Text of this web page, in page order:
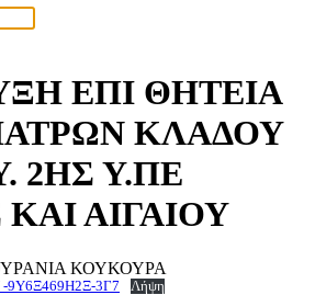
ΕΠΙ ΘΗΤΕΙΑ
ΚΛΑΔΟΥ
2ΗΣ Υ.ΠΕ
ΑΙΓΑΙΟΥ
ΚΟΥΚΟΥΡΑ
3Γ7 Λήψη